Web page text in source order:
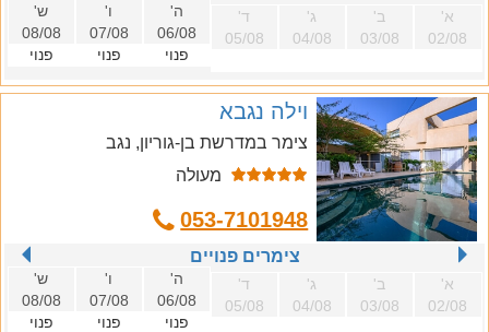
א'
02/08
ב'
03/08
ג'
04/08
ד'
05/08
ה'
06/08
פנוי
ו'
07/08
פנוי
ש'
08/08
פנוי
וילה נגבא
צימר במדרשת בן-גוריון, נגב
מעולה
053-7101948
צימרים פנויים
א'
02/08
ב'
03/08
ג'
04/08
ד'
05/08
ה'
06/08
פנוי
ו'
07/08
פנוי
ש'
08/08
פנוי